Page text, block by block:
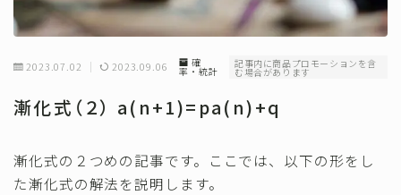
確率・統計
プログラミング
その他
2023.07.02 2023.09.06 確
率・統計
記事内に商品プロモーションを含
む場合があります
漸化式（２） a(n+1)=pa(n)+q
漸化式の２つめの記事です。ここでは、以下の形をし
た漸化式の解法を説明します。